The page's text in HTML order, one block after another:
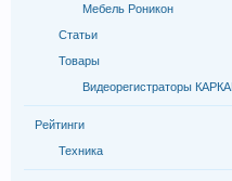
Мебель Роникон
Статьи
Товары
Видеорегистраторы
Рейтинги
Техника